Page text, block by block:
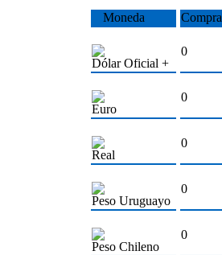
Moneda Compra
Dólar Oficial +
0
Euro
0
Real
0
Peso Uruguayo
0
Peso Chileno
0